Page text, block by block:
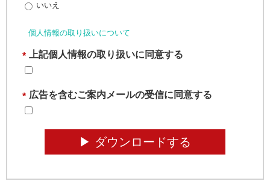
いいえ
個人情報の取り扱いについて
* 上記個人情報の取り扱いに同意する
* 広告を含むご案内メールの受信に同意する
▶︎ ダウンロードする